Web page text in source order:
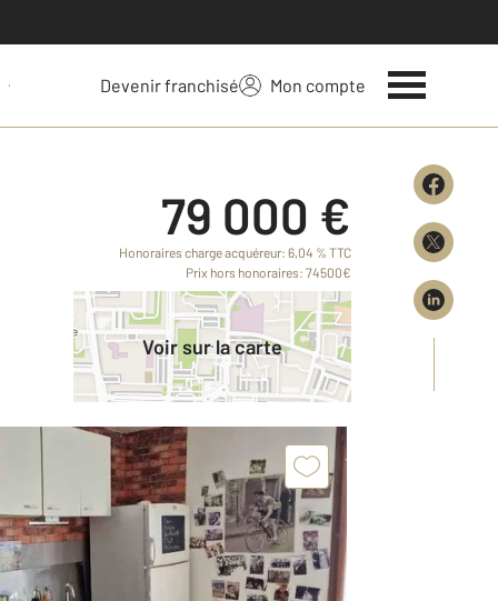
votre bien Devenir franchisé Mon compte
79 000 €
Honoraires charge acquéreur: 6,04 % TTC
Prix hors honoraires: 74500€
Voir sur la carte